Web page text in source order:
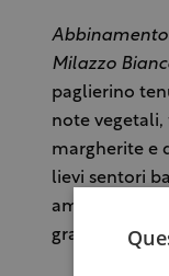
Milazzo
paglierino
note
margherite e
lievi sentori
ampio e ben
grande